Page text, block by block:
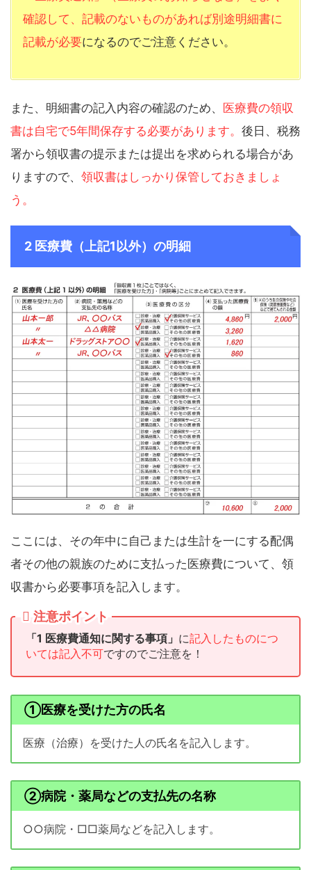
確認して、記載のないものがあれば別途明細書に
記載が必要になるのでご注意ください。
また、明細書の記入内容の確認のため、 医療費の領収
書は自宅で5年間保存する必要があります。 後日、税務
署から領収書の提示または提出を求められる場合があ
りますので、 領収書はしっかり保管しておきましょ
う。
2 医療費（上記1以外）の明細
ここには、その年中に自己または生計を一にする配偶
者その他の親族のために支払った医療費について、領
収書から必要事項を記入します。
注意ポイント
「1 医療費通知に関する事項」 に記入したものにつ
いては記入不可ですのでご注意を！
①医療を受けた方の氏名
医療（治療）を受けた人の氏名を記入します。
②病院・薬局などの支払先の名称
○○病院・□□薬局などを記入します。